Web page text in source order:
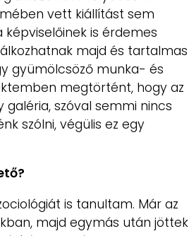
vett kiállítást sem
is érdemes
majd és tartalmas
gyümölcsöző munka- és
megtörtént, hogy az
szóval semmi nincs
szólni, végülis ez egy
is tanultam. Már az
majd egymás után jöttek